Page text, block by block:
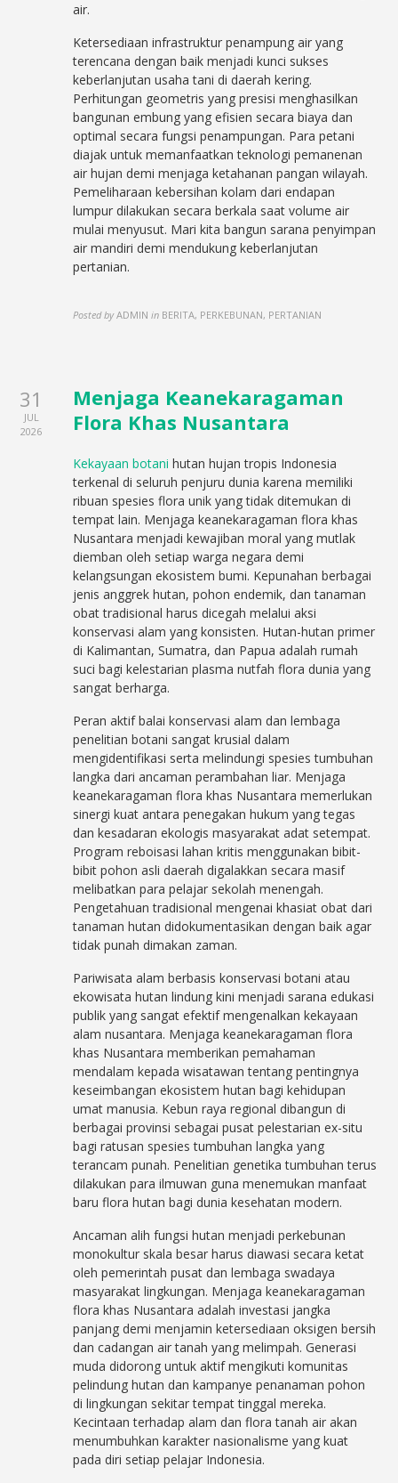
air.
Ketersediaan infrastruktur penampung air yang
terencana dengan baik menjadi kunci sukses
keberlanjutan usaha tani di daerah kering.
Perhitungan geometris yang presisi menghasilkan
bangunan embung yang efisien secara biaya dan
optimal secara fungsi penampungan. Para petani
diajak untuk memanfaatkan teknologi pemanenan
air hujan demi menjaga ketahanan pangan wilayah.
Pemeliharaan kebersihan kolam dari endapan
lumpur dilakukan secara berkala saat volume air
mulai menyusut. Mari kita bangun sarana penyimpan
air mandiri demi mendukung keberlanjutan
pertanian.
Posted by ADMIN in BERITA, PERKEBUNAN, PERTANIAN
31
JUL
2026
Menjaga Keanekaragaman
Flora Khas Nusantara
Kekayaan botani hutan hujan tropis Indonesia
terkenal di seluruh penjuru dunia karena memiliki
ribuan spesies flora unik yang tidak ditemukan di
tempat lain. Menjaga keanekaragaman flora khas
Nusantara menjadi kewajiban moral yang mutlak
diemban oleh setiap warga negara demi
kelangsungan ekosistem bumi. Kepunahan berbagai
jenis anggrek hutan, pohon endemik, dan tanaman
obat tradisional harus dicegah melalui aksi
konservasi alam yang konsisten. Hutan-hutan primer
di Kalimantan, Sumatra, dan Papua adalah rumah
suci bagi kelestarian plasma nutfah flora dunia yang
sangat berharga.
Peran aktif balai konservasi alam dan lembaga
penelitian botani sangat krusial dalam
mengidentifikasi serta melindungi spesies tumbuhan
langka dari ancaman perambahan liar. Menjaga
keanekaragaman flora khas Nusantara memerlukan
sinergi kuat antara penegakan hukum yang tegas
dan kesadaran ekologis masyarakat adat setempat.
Program reboisasi lahan kritis menggunakan bibit-
bibit pohon asli daerah digalakkan secara masif
melibatkan para pelajar sekolah menengah.
Pengetahuan tradisional mengenai khasiat obat dari
tanaman hutan didokumentasikan dengan baik agar
tidak punah dimakan zaman.
Pariwisata alam berbasis konservasi botani atau
ekowisata hutan lindung kini menjadi sarana edukasi
publik yang sangat efektif mengenalkan kekayaan
alam nusantara. Menjaga keanekaragaman flora
khas Nusantara memberikan pemahaman
mendalam kepada wisatawan tentang pentingnya
keseimbangan ekosistem hutan bagi kehidupan
umat manusia. Kebun raya regional dibangun di
berbagai provinsi sebagai pusat pelestarian ex-situ
bagi ratusan spesies tumbuhan langka yang
terancam punah. Penelitian genetika tumbuhan terus
dilakukan para ilmuwan guna menemukan manfaat
baru flora hutan bagi dunia kesehatan modern.
Ancaman alih fungsi hutan menjadi perkebunan
monokultur skala besar harus diawasi secara ketat
oleh pemerintah pusat dan lembaga swadaya
masyarakat lingkungan. Menjaga keanekaragaman
flora khas Nusantara adalah investasi jangka
panjang demi menjamin ketersediaan oksigen bersih
dan cadangan air tanah yang melimpah. Generasi
muda didorong untuk aktif mengikuti komunitas
pelindung hutan dan kampanye penanaman pohon
di lingkungan sekitar tempat tinggal mereka.
Kecintaan terhadap alam dan flora tanah air akan
menumbuhkan karakter nasionalisme yang kuat
pada diri setiap pelajar Indonesia.